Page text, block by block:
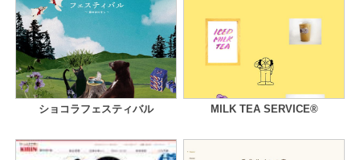
ショコラフェスティバル MILK TEA SERVICE®︎